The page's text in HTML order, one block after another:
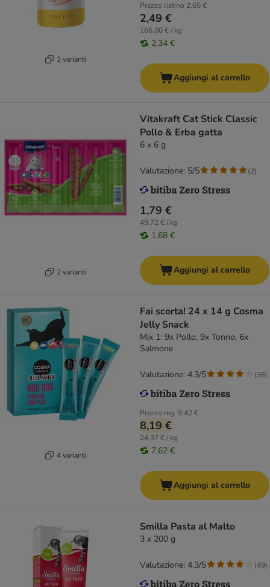
2 varianti
Prezzo listino 2,65 €
2,49 €
166,00 € / kg
2,34 €
Aggiungi al carrello
2 varianti
Vitakraft Cat Stick Classic
Pollo & Erba gatta
6 x 6 g
1,79 €
49,72 € / kg
1,68 €
Valutazione: 5/5 (2)
Aggiungi al carrello
4 varianti
Fai scorta! 24 x 14 g Cosma
Jelly Snack
Mix 1: 9x Pollo, 9x Tonno, 6x
Salmone
Prezzo reg. 9,42 €
8,19 €
24,37 € / kg
7,62 €
Valutazione: 4.3/5 (36)
Aggiungi al carrello
Smilla Pasta al Malto
3 x 200 g
Valutazione: 4.3/5 (49)